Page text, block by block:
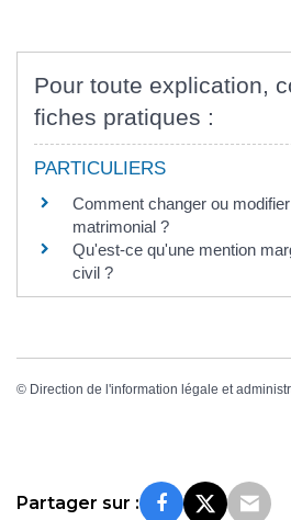
Pour toute explication,
fiches pratiques :
PARTICULIERS
Comment changer ou
matrimonial ?
Qu'est-ce qu'une mention
civil ?
© Direction de l'information légale et
Partager sur :